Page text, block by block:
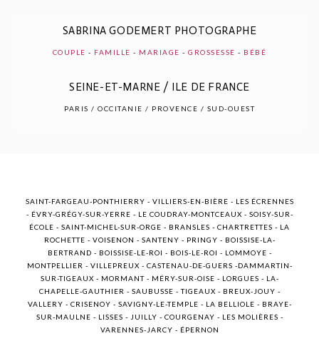
POST COMMENT
SABRINA GODEMERT PHOTOGRAPHE
COUPLE - FAMILLE - MARIAGE -GROSSESSE - BÉBÉ
SEINE-ET-MARNE / ILE DE FRANCE
PARIS / OCCITANIE / PROVENCE / SUD-OUEST
SAINT-FARGEAU-PONTHIERRY - VILLIERS-EN-BIÈRE - LES ÉCRENNES
- ÉVRY-GRÉGY-SUR-YERRE - LE COUDRAY-MONTCEAUX - SOISY-SUR-
ÉCOLE - SAINT-MICHEL-SUR-ORGE - BRANSLES - CHARTRETTES - LA
ROCHETTE - VOISENON - SANTENY - PRINGY - BOISSISE-LA-
BERTRAND - BOISSISE-LE-ROI - BOIS-LE-ROI - LOMMOYE -
MONTPELLIER - VILLEPREUX - CASTENAU-DE-GUERS -DAMMARTIN-
SUR-TIGEAUX - MORMANT - MÉRY-SUR-OISE - LORGUES - LA-
CHAPELLE-GAUTHIER - SAUBUSSE - TIGEAUX - BREUX-JOUY -
VALLERY - CRISENOY - SAVIGNY-LE-TEMPLE - LA BELLIOLE - BRAYE-
SUR-MAULNE - LISSES - JUILLY - COURGENAY - LES MOLIÈRES -
VARENNES-JARCY - ÉPERNON